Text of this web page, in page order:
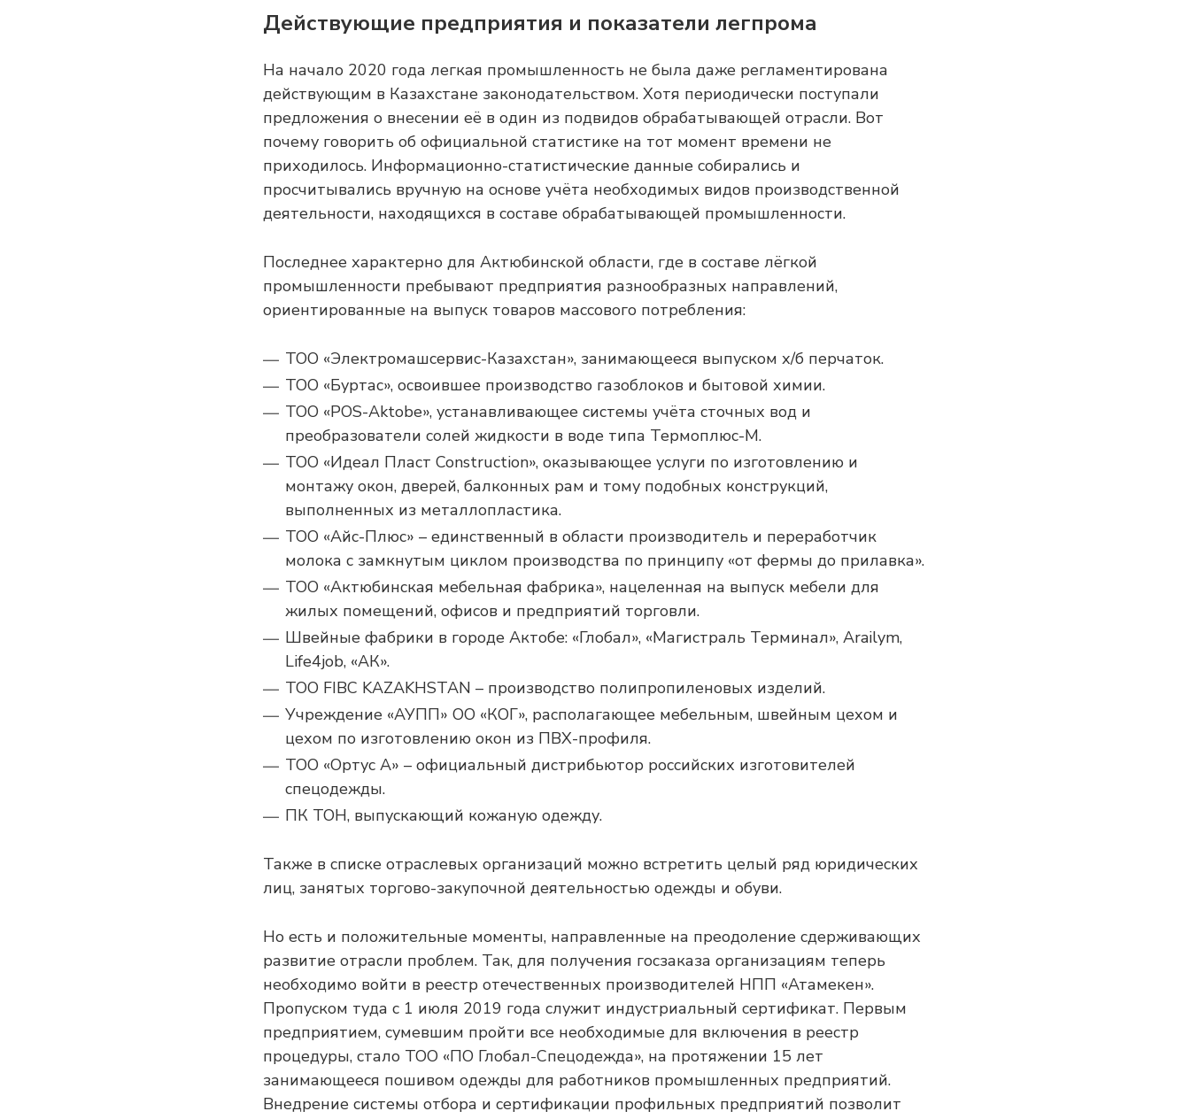
Действующие предприятия и показатели легпрома
На начало 2020 года легкая промышленность не была даже регламентирована
действующим в Казахстане законодательством. Хотя периодически поступали
предложения о внесении её в один из подвидов обрабатывающей отрасли. Вот
почему говорить об официальной статистике на тот момент времени не
приходилось. Информационно-статистические данные собирались и
просчитывались вручную на основе учёта необходимых видов производственной
деятельности, находящихся в составе обрабатывающей промышленности.
Последнее характерно для Актюбинской области, где в составе лёгкой
промышленности пребывают предприятия разнообразных направлений,
ориентированные на выпуск товаров массового потребления:
ТОО «Электромашсервис-Казахстан», занимающееся выпуском х/б перчаток.
ТОО «Буртас», освоившее производство газоблоков и бытовой химии.
ТОО «POS-Aktobe», устанавливающее системы учёта сточных вод и
преобразователи солей жидкости в воде типа Термоплюс-М.
ТОО «Идеал Пласт Construction», оказывающее услуги по изготовлению и
монтажу окон, дверей, балконных рам и тому подобных конструкций,
выполненных из металлопластика.
ТОО «Айс-Плюс» – единственный в области производитель и переработчик
молока с замкнутым циклом производства по принципу «от фермы до прилавка».
ТОО «Актюбинская мебельная фабрика», нацеленная на выпуск мебели для
жилых помещений, офисов и предприятий торговли.
Швейные фабрики в городе Актобе: «Глобал», «Магистраль Терминал», Arailym,
Life4job, «АК».
ТОО FIBC KAZAKHSTAN – производство полипропиленовых изделий.
Учреждение «АУПП» ОО «КОГ», располагающее мебельным, швейным цехом и
цехом по изготовлению окон из ПВХ-профиля.
ТОО «Ортус А» – официальный дистрибьютор российских изготовителей
спецодежды.
ПК ТОН, выпускающий кожаную одежду.
Также в списке отраслевых организаций можно встретить целый ряд юридических
лиц, занятых торгово-закупочной деятельностью одежды и обуви.
Но есть и положительные моменты, направленные на преодоление сдерживающих
развитие отрасли проблем. Так, для получения госзаказа организациям теперь
необходимо войти в реестр отечественных производителей НПП «Атамекен».
Пропуском туда с 1 июля 2019 года служит индустриальный сертификат. Первым
предприятием, сумевшим пройти все необходимые для включения в реестр
процедуры, стало ТОО «ПО Глобал-Спецодежда», на протяжении 15 лет
занимающееся пошивом одежды для работников промышленных предприятий.
Внедрение системы отбора и сертификации профильных предприятий позволит